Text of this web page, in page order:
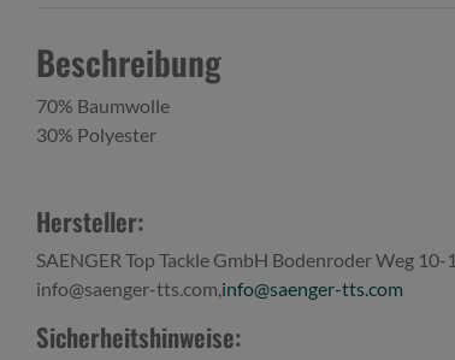
Beschreibung
70% Baumwolle
30% Polyester
Hersteller:
SAENGER Top Tackle GmbH Bodenroder Weg
info@saenger-tts.com, info@saenger-tts.com
Sicherheitshinweise: